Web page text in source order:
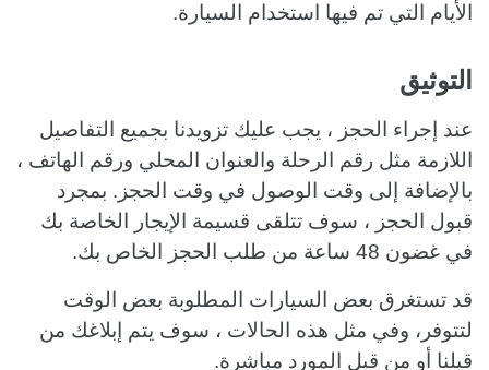
الأيام التي تم فيها استخدام السيارة.
التوثيق
عند إجراء الحجز ، يجب عليك تزويدنا بجميع التفاصيل
اللازمة مثل رقم الرحلة والعنوان المحلي ورقم الهاتف ،
بالإضافة إلى وقت الوصول في وقت الحجز. بمجرد
قبول الحجز ، سوف تتلقى قسيمة الإيجار الخاصة بك
في غضون 48 ساعة من طلب الحجز الخاص بك.
قد تستغرق بعض السيارات المطلوبة بعض الوقت
لتتوفر، وفي مثل هذه الحالات ، سوف يتم إبلاغك من
قبلنا أو من قبل المورد مباشرة.